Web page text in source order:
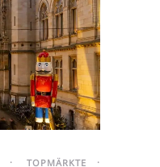
TOPMÄRKTE